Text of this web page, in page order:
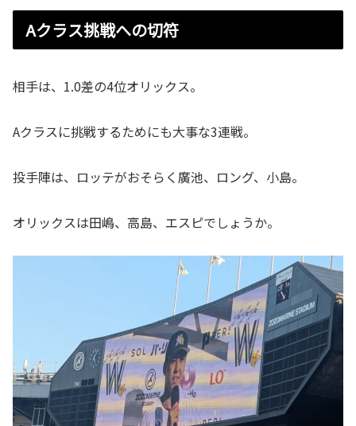
Aクラス挑戦への切符
相手は、1.0差の4位オリックス。
Aクラスに挑戦するためにも大事な3連戦。
投手陣は、ロッテがおそらく廣池、ロング、小島。
オリックスは田嶋、高島、エスピでしょうか。